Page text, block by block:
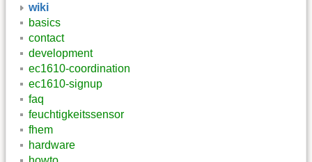
wiki
basics
contact
development
ec1610-coordination
ec1610-signup
faq
feuchtigkeitssensor
fhem
hardware